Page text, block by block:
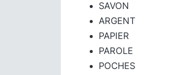
SAVON
ARGENT
PAPIER
PAROLE
POCHES